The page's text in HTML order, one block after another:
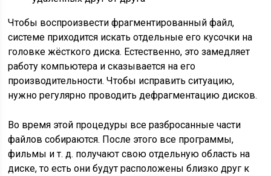
Чтобы воспроизвести фрагментированный файл,
системе приходится искать отдельные его кусочки на
головке жёсткого диска. Естественно, это замедляет
работу компьютера и сказывается на его
производительности. Чтобы исправить ситуацию,
нужно регулярно проводить дефрагментацию дисков.
Во время этой процедуры все разбросанные части
файлов собираются. После этого все программы,
фильмы и т. д. получают свою отдельную область на
диске, то есть они будут расположены близко друг к